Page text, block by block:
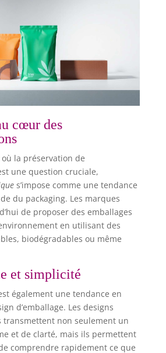
cœur des
la préservation de
une question cruciale,
s’impose comme une tendance
du packaging. Les marques
de proposer des emballages
en utilisant des
biodégradables ou même
et simplicité
également une tendance en
d’emballage. Les designs
transmettent non seulement un
et de clarté, mais ils permettent
comprendre rapidement ce que